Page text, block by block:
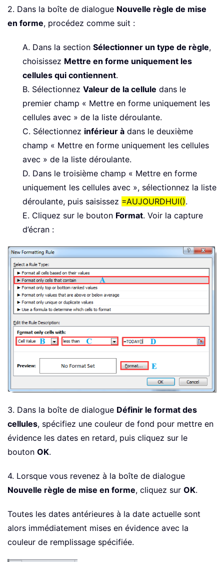
2. Dans la boîte de dialogue Nouvelle règle de mise
en forme, procédez comme suit :
A. Dans la section Sélectionner un type de règle,
choisissez Mettre en forme uniquement les
cellules qui contiennent.
B. Sélectionnez Valeur de la cellule dans le
premier champ « Mettre en forme uniquement les
cellules avec » de la liste déroulante.
C. Sélectionnez inférieur à dans le deuxième
champ « Mettre en forme uniquement les cellules
avec » de la liste déroulante.
D. Dans le troisième champ « Mettre en forme
uniquement les cellules avec », sélectionnez la liste
déroulante, puis saisissez =AUJOURDHUI().
E. Cliquez sur le bouton Format. Voir la capture
d’écran :
3. Dans la boîte de dialogue Définir le format des
cellules, spécifiez une couleur de fond pour mettre en
évidence les dates en retard, puis cliquez sur le
bouton OK.
4. Lorsque vous revenez à la boîte de dialogue
Nouvelle règle de mise en forme, cliquez sur OK.
Toutes les dates antérieures à la date actuelle sont
alors immédiatement mises en évidence avec la
couleur de remplissage spécifiée.